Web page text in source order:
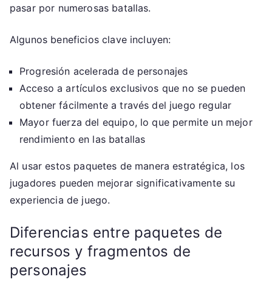
pasar por numerosas batallas.
Algunos beneficios clave incluyen:
Progresión acelerada de personajes
Acceso a artículos exclusivos que no se pueden
obtener fácilmente a través del juego regular
Mayor fuerza del equipo, lo que permite un mejor
rendimiento en las batallas
Al usar estos paquetes de manera estratégica, los
jugadores pueden mejorar significativamente su
experiencia de juego.
Diferencias entre paquetes de
recursos y fragmentos de
personajes